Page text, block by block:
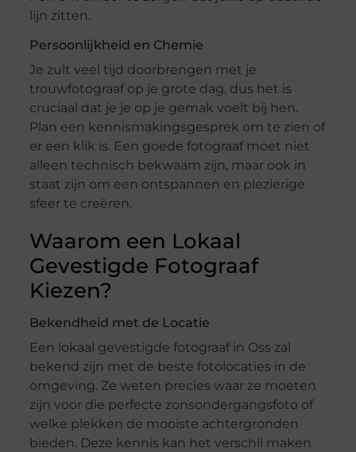
lijn zitten.
Persoonlijkheid en Chemie
Je zult veel tijd doorbrengen met je
trouwfotograaf op je grote dag, dus het is
cruciaal dat je je op je gemak voelt bij hen.
Plan een kennismakingsgesprek om te zien of
er een klik is. Een goede fotograaf moet niet
alleen technisch bekwaam zijn, maar ook in
staat zijn om een ontspannen en plezierige
sfeer te creëren.
Waarom een Lokaal
Gevestigde Fotograaf
Kiezen?
Bekendheid met de Locatie
Een lokaal gevestigde fotograaf in Oss zal
bekend zijn met de beste fotolocaties in de
omgeving. Ze weten precies waar ze moeten
zijn voor die perfecte zonsondergangsfoto of
welke plekken de mooiste achtergronden
bieden. Deze kennis kan het verschil maken